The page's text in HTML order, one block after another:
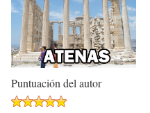
Puntuación del autor